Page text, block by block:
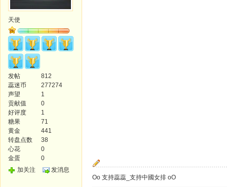
天使
发帖
812
蕊迷币
277274
声望
1
贡献值
0
好评度
1
糖果
71
黄金
441
转盘点数
38
心花
0
金蛋
0
加关注
发消息
Oo 支持蕊蕊_支持中國女排 oO